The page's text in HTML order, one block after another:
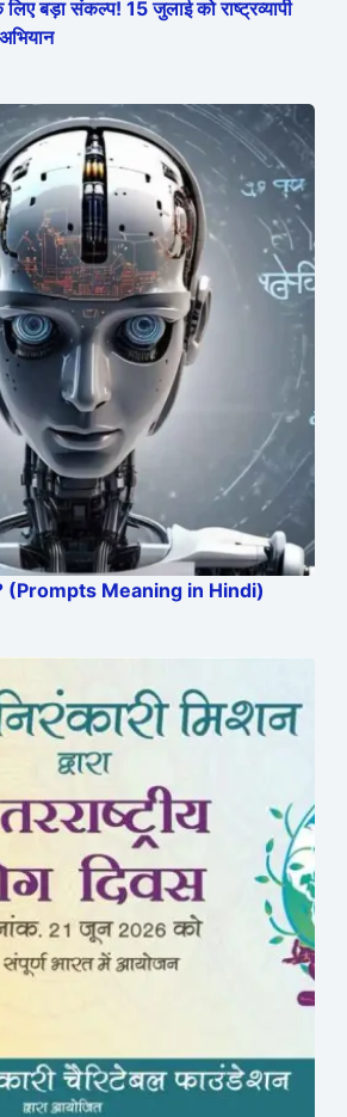
बड़ा संकल्प! 15 जुलाई को राष्ट्रव्यापी
(Prompts Meaning in Hindi)